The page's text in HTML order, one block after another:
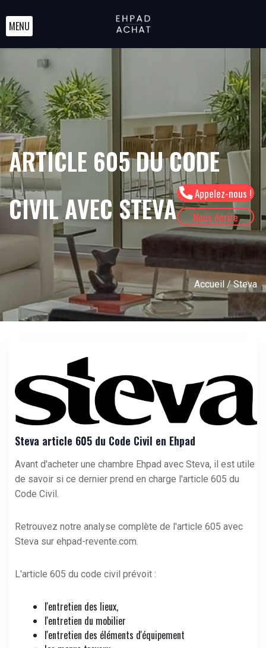
Appelez-nous !
Nous écrire
MENU
ARTICLE 605 DU CODE
CIVIL AVEC STEVA
Accueil / Steva
Steva article 605 du Code Civil en Ehpad
Avant d'acheter une chambre Ehpad avec Steva, il est utile
de savoir si ce dernier prend en charge l'article 605 du
Code Civil.
Retrouvez notre analyse complète de l'article 605 avec
Steva sur ehpad-revente.com.
L'article 605 du code civil prévoit :
l'entretien des lieux,
l'entretien du mobilier
l'entretien des éléments d'équipement